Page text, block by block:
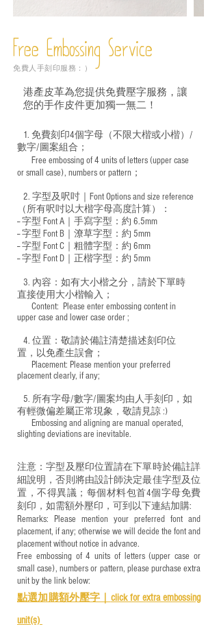
Free Embossing Service
免費人手刻印服務：）
港產皮革為您提供免費壓字服務，讓
您的手作皮件更加獨一無二！
1. 免費刻印4個字母（不限大楷或小楷）/
數字/圖案組合；
Free embossing of 4 units of letters (upper case
or small case), numbers or pattern；
2. 字型及呎吋｜ Font Options and size reference
（所有呎吋以大楷字母高度計算）：
-- 字型 Font A｜手寫字型：約 6.5mm
-- 字型 Font B｜潦草字型： 約 5mm
-- 字型 Font C｜粗體字型：約 6mm
-- 字型 Font D｜正楷字型： 約 5mm
3. 內容：如有大小楷之分，請於下單時
直接使用大小楷輸入；
​ Content: Please enter embossing content in
upper case and lower case order ;
4. 位置：敬請於備註清楚描述刻印位
置，以免產生誤會；
​ Placement: Please mention your preferred
placement clearly, if any;
5. 所有字母/數字/圖案均由人手刻印，如
有輕微偏差屬正常現象，敬請見諒 :)
​ Embossing and aligning are manual operated,
slighting deviations are inevitable.
注意：字型及壓印位置請在下單時於備註詳
細說明，否則將由設計師決定最佳字型及位
置，不得異議；每個材料包首4個字母免費
刻印，如需額外壓印，可到以下連結加購:
Remarks: Please mention your preferred font and
placement, if any; otherwise we will decide the font and
placement without notice in advance.
Free embossing of 4 units of letters (upper case or
small case), numbers or pattern, please purchase extra
unit by the link below:
點選加購額外壓字｜ click for extra embossing
unit(s)